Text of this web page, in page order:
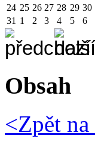
24 25 26 27 28 29 30
31 1 2 3 4 5 6
Obsah
<Zpět na